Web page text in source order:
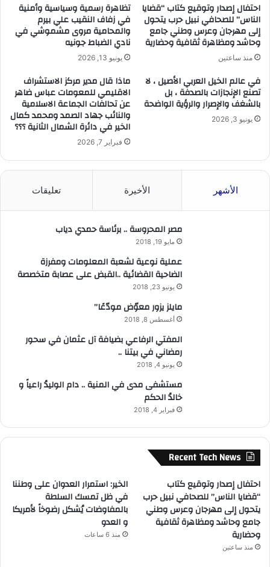
احتفال إصدار وتوقيع كتاب “قضايا
الناس” للصحافي نبيل حرب يتحول
إلى مهرجان وعرس وطني جامع
وحاشد ومظاهرة ثقافية وحضارية
منذ ساعتين
تظاهرة رسمية وسياسية وأمنية
في زفاف النقيب علي بيرم
والمحامية مروى مشموشي في
نادي الضباط جونيه
يونيو 13, 2026
في عالم الخيل العربي الأصيل ، لا
تصنع الإنجازات بالصدفة ، بل
بالشغف والإصرار والرؤية الواضحة
يونيو 3, 2026
ماذا قال مدير مركز الاستشراف
الاقليمي للمعومات عباس ضاهر
عن تحالفات الجماعة الاسلامية
والنائب جهاد الصمد ومحمد كمال
الخير في دائرة الشمال الثانية ؟؟؟
فبراير 7, 2026
الأشهر الأخيرة تعليقات
مصر المحروسة .. برئاسة حمدي دياب
مايو 19, 2018
عملية نوعية لشعبة المعلومات ومفرزة
الضاحية القضائية ..القبض على عصابة متخصصة
يونيو 23, 2018
مايلز يزور معوّض مودّعًا”
أغسطس 8, 2018
المفتي الرفاعي بضيافة آل عثمان في سحور
رمضاني في بيتنا ..
يونيو 4, 2018
مستشفى مدى في المنية .. دام الوليدُ راعياً و
خالدُ الحكم
فبراير 4, 2018
Recent Tech News
احتفال إصدار وتوقيع كتاب
“قضايا الناس” للصحافي نبيل حرب
يتحول إلى مهرجان وعرس وطني
جامع وحاشد ومظاهرة ثقافية
وحضارية
منذ ساعتين
الخير: استمرار العدوان على وطننا
في ظل تمسك السلطة
بالمفاوضات يُشكل رضوخاً لأمريكا
و العدو
منذ 6 ساعات